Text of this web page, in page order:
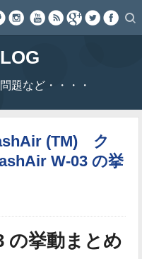
題など・・・・
(TM) ク
W-03 の挙
の挙動まとめ